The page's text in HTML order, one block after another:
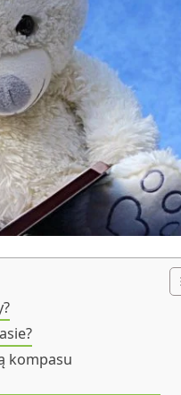
kompasu